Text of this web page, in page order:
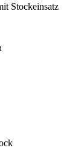
Stockeinsatz